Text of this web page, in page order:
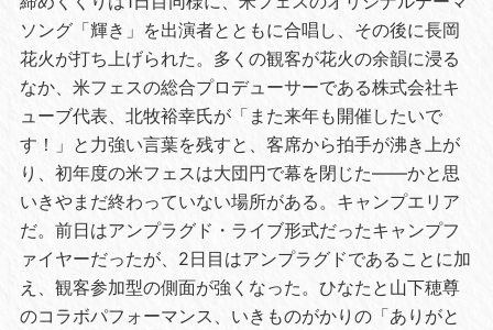
ソング「輝き」を出演者とともに合唱し、その後に長岡
花火が打ち上げられた。多くの観客が花火の余韻に浸る
なか、米フェスの総合プロデューサーである株式会社キ
ューブ代表、北牧裕幸氏が「また来年も開催したいで
す！」と力強い言葉を残すと、客席から拍手が沸き上が
り、初年度の米フェスは大団円で幕を閉じた――かと思
いきやまだ終わっていない場所がある。キャンプエリア
だ。前日はアンプラグド・ライブ形式だったキャンプフ
ァイヤーだったが、2日目はアンプラグドであることに加
え、観客参加型の側面が強くなった。ひなたと山下穂尊
のコラボパフォーマンス、いきものがかりの「ありがと